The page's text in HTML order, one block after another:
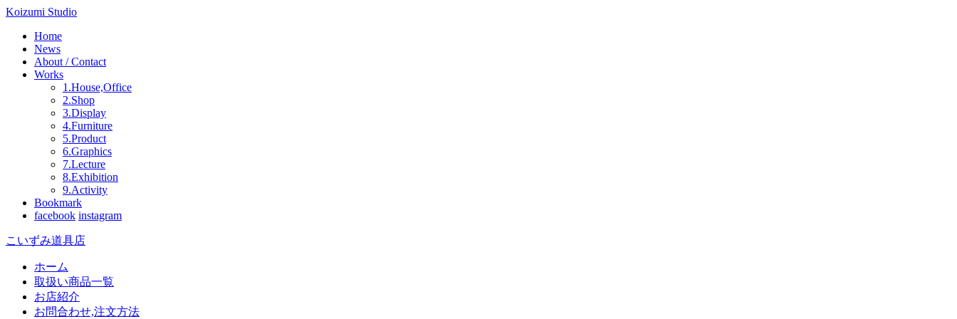
Koizumi Studio
Home
News
About / Contact
Works
1.House,Office
2.Shop
3.Display
4.Furniture
5.Product
6.Graphics
7.Lecture
8.Exhibition
9.Activity
Bookmark
facebook instagram
こいずみ道具店
ホーム
取扱い商品一覧
お店紹介
お問合わせ,注文方法